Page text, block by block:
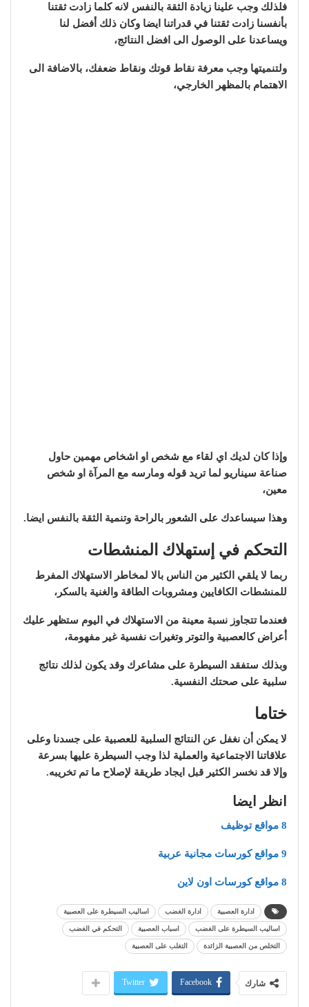
فلذلك وجب علينا زيادة الثقة بالنفس لانه كلما زادت ثقتنا
بأنفسنا زادت ثقتنا في قدراتنا ايضا وكان ذلك أفضل لنا
ويساعدنا على الوصول الى افضل النتائج،
ولتنميتها وجب معرفة نقاط قوتك ونقاط ضعفك، بالاضافة الى
الاهتمام بالمظهر الخارجي،
وإذا كان لديك اي لقاء مع شخص او اشخاص مهمين حاول
صناعة سيناريو لما تريد قوله ومارسه مع المرآة او شخص
معين،
وهذا سيساعدك على الشعور بالراحة وتنمية الثقة بالنفس ايضا.
التحكم في إستهلاك المنشطات
ربما لا يلقي الكثير من الناس بالا لمخاطر الاستهلاك المفرط
للمنشطات الكافايين ومشروبات الطاقة والغنية بالسكر،
فعندما تتجاوز نسبة معينة من الاستهلاك في اليوم ستظهر عليك
أعراض كالعصبية والتوتر وتغيرات نفسية غير مفهومة،
وبذلك ستفقد السيطرة على مشاعرك وقد يكون لذلك نتائج
سلبية على صحتك النفسية.
ختاما
لا يمكن أن نغفل عن النتائج السلبية للعصبية على جسدنا وعلى
علاقاتنا الاجتماعية والعملية لذا وجب السيطرة عليها بسرعة
وإلا قد نخسر الكثير قبل ايجاد طريقة لإصلاح ما تم تخريبه.
انظر ايضا
8 مواقع توظيف
9 مواقع كورسات مجانية عربية
8 مواقع كورسات اون لاين
ادارة العصبية ادارة الغضب اساليب السيطرة على العصبية
اساليب السيطرة على الغضب اسباب العصبية التحكم في الغضب
التخلص من العصبية الزائدة التغلب على العصبية
شارك Facebook
Twitter